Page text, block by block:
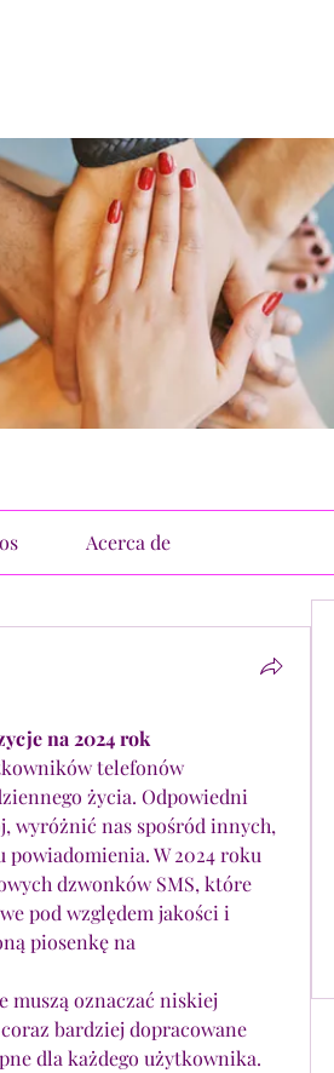
Acerca de
na 2024 rok
telefonów
życia. Odpowiedni
wyróżnić nas spośród innych,
W 2024 roku
dzwonków SMS, które
pod względem jakości i
muszą oznaczać niskiej
bardziej dopracowane
dla każdego użytkownika.